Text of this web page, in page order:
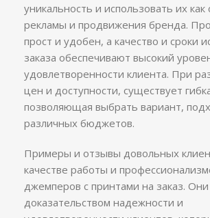
уникальность и использовать их как
рекламы и продвижения бренда.
прост и удобен, а качество и сроки
заказа обеспечивают высокий
удовлетворенности клиента. При
цен и доступности, существует
позволяющая выбрать вариант,
различных бюджетов.
Примеры и отзывы довольных
качестве работы и
джемперов с принтами на заказ. Они
доказательством надежности и